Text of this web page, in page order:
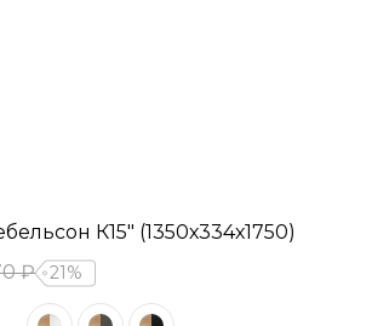
К15" (1350х334х1750)
₽ 21%